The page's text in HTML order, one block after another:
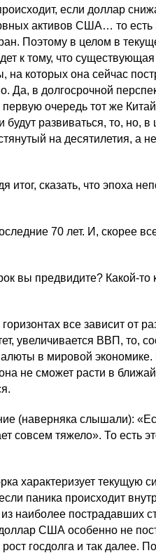
если доллар
активов США… то
Поэтому в целом в
к тому, что
на которых она сейчас
Да, в долгосрочной
очередь тот же
будут развиваться, то, но,
на десятилетия, а
итог, сказать, что эпоха
70 лет. И, скорее
вы предвидите? Какой-то
все зависит от
увеличивается ВВП, то,
в мировой экономике.
не сможет расти в
(наверняка слышали):
совсем тяжело». То есть
характеризует текущую
паника происходит
наиболее пострадавших
США особенно не
госдолга и так далее.